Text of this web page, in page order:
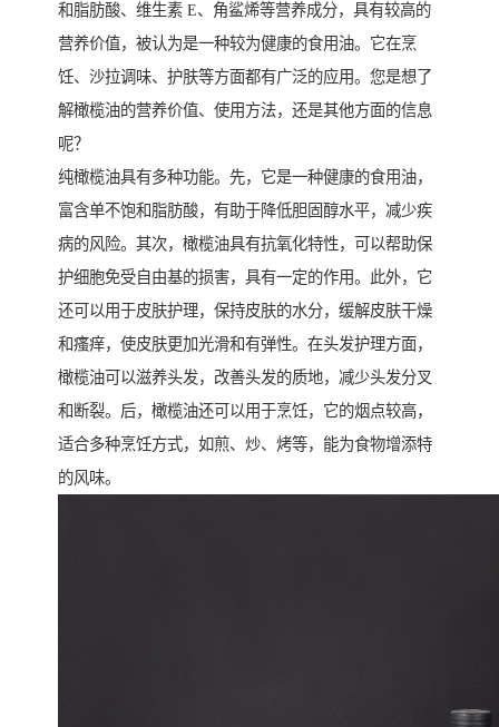
和脂肪酸、维生素 E、角鲨烯等营养成分，具有较高的
营养价值，被认为是一种较为健康的食用油。它在烹
饪、沙拉调味、护肤等方面都有广泛的应用。您是想了
解橄榄油的营养价值、使用方法，还是其他方面的信息
呢？
纯橄榄油具有多种功能。先，它是一种健康的食用油，
富含单不饱和脂肪酸，有助于降低胆固醇水平，减少疾
病的风险。其次，橄榄油具有抗氧化特性，可以帮助保
护细胞免受自由基的损害，具有一定的作用。此外，它
还可以用于皮肤护理，保持皮肤的水分，缓解皮肤干燥
和瘙痒，使皮肤更加光滑和有弹性。在头发护理方面，
橄榄油可以滋养头发，改善头发的质地，减少头发分叉
和断裂。后，橄榄油还可以用于烹饪，它的烟点较高，
适合多种烹饪方式，如煎、炒、烤等，能为食物增添特
的风味。